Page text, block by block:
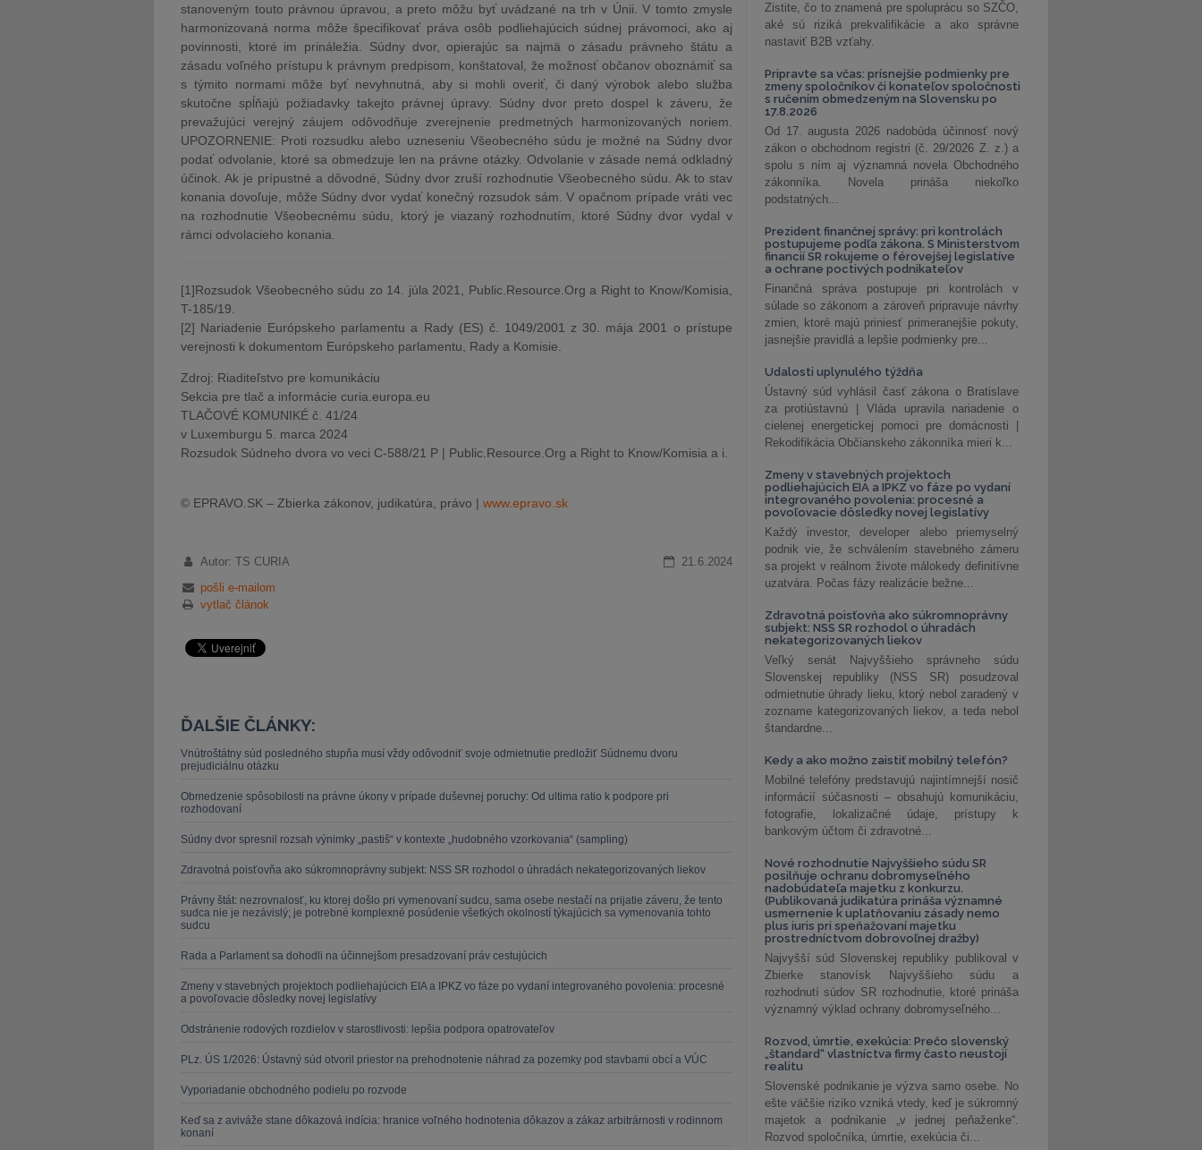
stanoveným touto právnou úpravou, a preto môžu byť uvádzané na trh v Únii. V tomto zmysle
harmonizovaná norma môže špecifikovať práva osôb podliehajúcich súdnej právomoci, ako aj
povinnosti, ktoré im prináležia. Súdny dvor, opierajúc sa najmä o zásadu právneho štátu a
zásadu voľného prístupu k právnym predpisom, konštatoval, že možnosť občanov oboznámiť sa
s týmito normami môže byť nevyhnutná, aby si mohli overiť, či daný výrobok alebo služba
skutočne spĺňajú požiadavky takejto právnej úpravy. Súdny dvor preto dospel k záveru, že
prevažujúci verejný záujem odôvodňuje zverejnenie predmetných harmonizovaných noriem.
UPOZORNENIE: Proti rozsudku alebo uzneseniu Všeobecného súdu je možné na Súdny dvor
podať odvolanie, ktoré sa obmedzuje len na právne otázky. Odvolanie v zásade nemá odkladný
účinok. Ak je prípustné a dôvodné, Súdny dvor zruší rozhodnutie Všeobecného súdu. Ak to stav
konania dovoľuje, môže Súdny dvor vydať konečný rozsudok sám. V opačnom prípade vráti vec
na rozhodnutie Všeobecnému súdu, ktorý je viazaný rozhodnutím, ktoré Súdny dvor vydal v
rámci odvolacieho konania.
[1]Rozsudok Všeobecného súdu zo 14. júla 2021, Public.Resource.Org a Right to Know/Komisia,
T-185/19.
[2] Nariadenie Európskeho parlamentu a Rady (ES) č. 1049/2001 z 30. mája 2001 o prístupe
verejnosti k dokumentom Európskeho parlamentu, Rady a Komisie.
Zdroj: Riaditeľstvo pre komunikáciu
Sekcia pre tlač a informácie curia.europa.eu
TLAČOVÉ KOMUNIKÉ č. 41/24
v Luxemburgu 5. marca 2024
Rozsudok Súdneho dvora vo veci C-588/21 P | Public.Resource.Org a Right to Know/Komisia a i.
© EPRAVO.SK – Zbierka zákonov, judikatúra, právo | www.epravo.sk
Autor: TS CURIA
21.6.2024
pošli e-mailom
vytlač článok
ĎALŠIE ČLÁNKY:
Vnútroštátny súd posledného stupňa musí vždy odôvodniť svoje odmietnutie predložiť Súdnemu dvoru
prejudiciálnu otázku
Obmedzenie spôsobilosti na právne úkony v prípade duševnej poruchy: Od ultima ratio k podpore pri
rozhodovaní
Súdny dvor spresnil rozsah výnimky „pastiš“ v kontexte „hudobného vzorkovania“ (sampling)
Zdravotná poisťovňa ako súkromnoprávny subjekt: NSS SR rozhodol o úhradách nekategorizovaných liekov
Právny štát: nezrovnalosť, ku ktorej došlo pri vymenovaní sudcu, sama osebe nestačí na prijatie záveru, že tento
sudca nie je nezávislý; je potrebné komplexné posúdenie všetkých okolností týkajúcich sa vymenovania tohto
sudcu
Rada a Parlament sa dohodli na účinnejšom presadzovaní práv cestujúcich
Zmeny v stavebných projektoch podliehajúcich EIA a IPKZ vo fáze po vydaní integrovaného povolenia: procesné
a povoľovacie dôsledky novej legislatívy
Odstránenie rodových rozdielov v starostlivosti: lepšia podpora opatrovateľov
PLz. ÚS 1/2026: Ústavný súd otvoril priestor na prehodnotenie náhrad za pozemky pod stavbami obcí a VÚC
Vyporiadanie obchodného podielu po rozvode
Keď sa z aviváže stane dôkazová indícia: hranice voľného hodnotenia dôkazov a zákaz arbitrárnosti v rodinnom
konaní
Zistite, čo to znamená pre spoluprácu so SZČO,
aké sú riziká prekvalifikácie a ako správne
nastaviť B2B vzťahy.
Pripravte sa včas: prísnejšie podmienky pre
zmeny spoločníkov či konateľov spoločnosti
s ručením obmedzeným na Slovensku po
17.8.2026
Od 17. augusta 2026 nadobúda účinnosť nový
zákon o obchodnom registri (č. 29/2026 Z. z.) a
spolu s ním aj významná novela Obchodného
zákonníka. Novela prináša niekoľko
podstatných...
Prezident finančnej správy: pri kontrolách
postupujeme podľa zákona. S Ministerstvom
financií SR rokujeme o férovejšej legislatíve
a ochrane poctivých podnikateľov
Finančná správa postupuje pri kontrolách v
súlade so zákonom a zároveň pripravuje návrhy
zmien, ktoré majú priniesť primeranejšie pokuty,
jasnejšie pravidlá a lepšie podmienky pre...
Udalosti uplynulého týždňa
Ústavný súd vyhlásil časť zákona o Bratislave
za protiústavnú | Vláda upravila nariadenie o
cielenej energetickej pomoci pre domácnosti |
Rekodifikácia Občianskeho zákonníka mieri k...
Zmeny v stavebných projektoch
podliehajúcich EIA a IPKZ vo fáze po vydaní
integrovaného povolenia: procesné a
povoľovacie dôsledky novej legislatívy
Každý investor, developer alebo priemyselný
podnik vie, že schválením stavebného zámeru
sa projekt v reálnom živote málokedy definitívne
uzatvára. Počas fázy realizácie bežne...
Zdravotná poisťovňa ako súkromnoprávny
subjekt: NSS SR rozhodol o úhradách
nekategorizovaných liekov
Veľký senát Najvyššieho správneho súdu
Slovenskej republiky (NSS SR) posudzoval
odmietnutie úhrady lieku, ktorý nebol zaradený v
zozname kategorizovaných liekov, a teda nebol
štandardne...
Kedy a ako možno zaistiť mobilný telefón?
Mobilné telefóny predstavujú najintímnejší nosič
informácií súčasnosti – obsahujú komunikáciu,
fotografie, lokalizačné údaje, prístupy k
bankovým účtom či zdravotné...
Nové rozhodnutie Najvyššieho súdu SR
posilňuje ochranu dobromyseľného
nadobúdateľa majetku z konkurzu.
(Publikovaná judikatúra prináša významné
usmernenie k uplatňovaniu zásady nemo
plus iuris pri speňažovaní majetku
prostredníctvom dobrovoľnej dražby)
Najvyšší súd Slovenskej republiky publikoval v
Zbierke stanovísk Najvyššieho súdu a
rozhodnutí súdov SR rozhodnutie, ktoré prináša
významný výklad ochrany dobromyseľného...
Rozvod, úmrtie, exekúcia: Prečo slovenský
„štandard“ vlastníctva firmy často neustojí
realitu
Slovenské podnikanie je výzva samo osebe. No
ešte väčšie riziko vzniká vtedy, keď je súkromný
majetok a podnikanie „v jednej peňaženke“.
Rozvod spoločníka, úmrtie, exekúcia či...